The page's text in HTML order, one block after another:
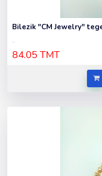
Bilezik "CM Jewelry"
..
84.05 TMT